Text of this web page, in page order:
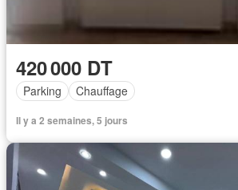
420 000 DT
Parking Chauffage
Il y a 2 semaines, 5 jours